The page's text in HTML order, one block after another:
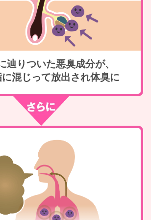
辿りついた悪臭成分が、
混じって放出され体臭に